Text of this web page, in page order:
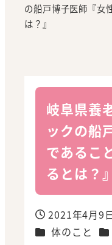
の船戸博子医師『女
は？』
岐阜県養
ックの船
であるこ
るとは？』
投稿日
2021年4月9
カテゴリー
体のこと カ